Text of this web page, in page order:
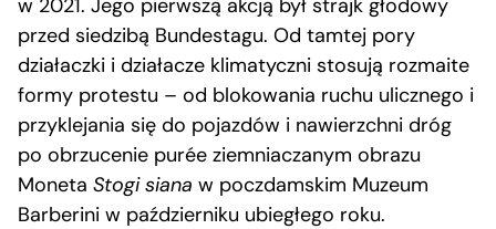
przed siedzibą Bundestagu. Od tamtej pory
działaczki i działacze klimatyczni stosują rozmaite
formy protestu – od blokowania ruchu ulicznego i
przyklejania się do pojazdów i nawierzchni dróg
po obrzucenie purée ziemniaczanym obrazu
Moneta Stogi siana w poczdamskim Muzeum
Barberini w październiku ubiegłego roku.